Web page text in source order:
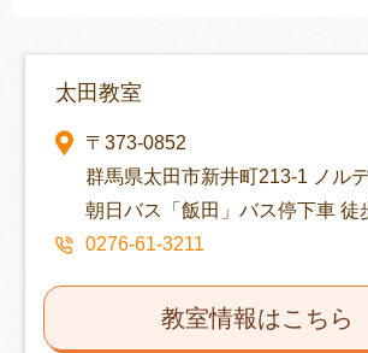
太田教室
〒373-0852
群馬県太田市新井町213-1 ノル
朝日バス「飯田」バス停下車 徒
0276-61-3211
教室情報はこちら